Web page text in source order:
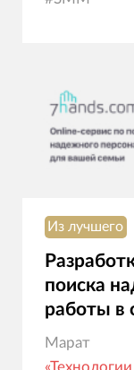
Из лучшего
поиска
работы в
Марат